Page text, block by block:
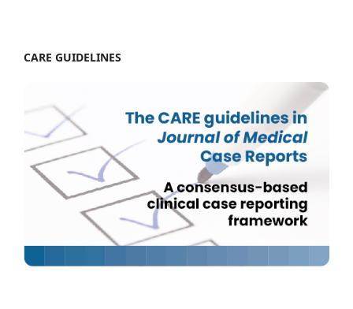
CARE GUIDELINES